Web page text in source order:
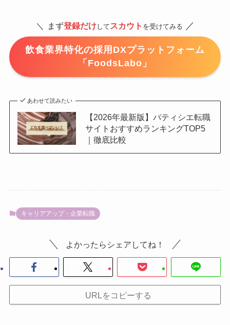
＼ まず登録だけして スカウト を受けてみる ／
飲食業界特化の採用DXプラットフォーム
「FoodsLabo」
あわせて読みたい
【2026年最新版】パティシエ転職
サイトおすすめランキングTOP5
｜徹底比較
キャリアアップ・企業転職
よかったらシェアしてね！
URLをコピーする